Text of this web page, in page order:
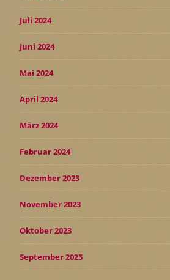
Juli 2024
Juni 2024
Mai 2024
April 2024
März 2024
Februar 2024
Dezember 2023
November 2023
Oktober 2023
September 2023